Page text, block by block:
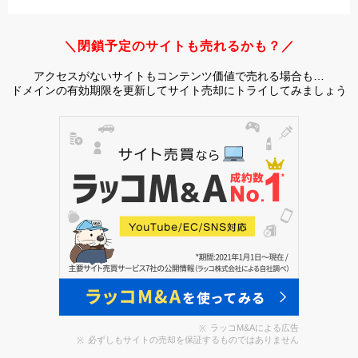
＼閉鎖予定のサイトも売れるかも？／
アクセスがないサイトもコンテンツ価値で売れる場合も…
ドメインの有効期限を更新してサイト売却にトライしてみましょう
ラッコM&Aによる広告
必ずしもサイトの売却を保証するものではありません